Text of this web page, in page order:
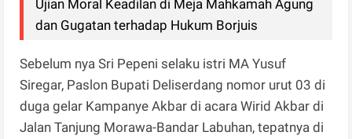
Ujian Moral Keadilan di Meja Mahkamah Agung
dan Gugatan terhadap Hukum Borjuis
Sebelum nya Sri Pepeni selaku istri MA Yusuf
Siregar, Paslon Bupati Deliserdang nomor urut 03 di
duga gelar Kampanye Akbar di acara Wirid Akbar di
Jalan Tanjung Morawa-Bandar Labuhan, tepatnya di